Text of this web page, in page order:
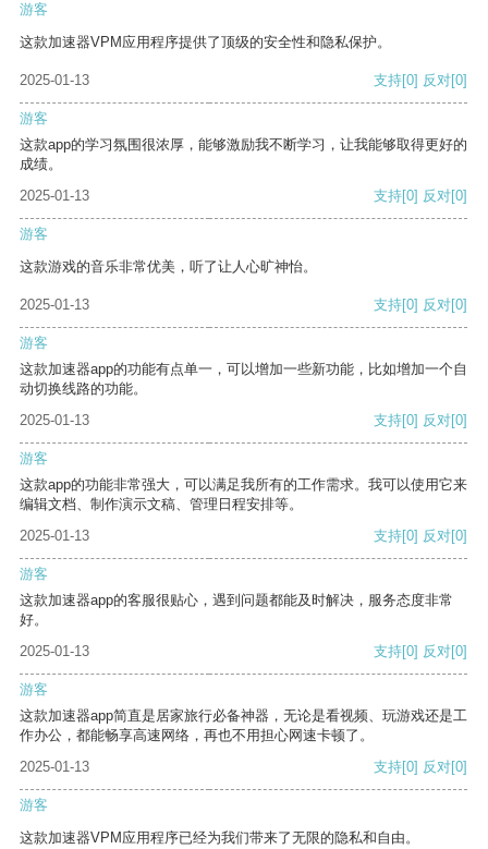
游客
这款加速器VPM应用程序提供了顶级的安全性和隐私保护。
2025-01-13 支持[0] 反对[0]
游客
这款app的学习氛围很浓厚，能够激励我不断学习，让我能够取得更好的
成绩。
2025-01-13
支持[0] 反对[0]
游客
这款游戏的音乐非常优美，听了让人心旷神怡。
2025-01-13 支持[0] 反对[0]
游客
这款加速器app的功能有点单一，可以增加一些新功能，比如增加一个自
动切换线路的功能。
2025-01-13
支持[0] 反对[0]
游客
这款app的功能非常强大，可以满足我所有的工作需求。我可以使用它来
编辑文档、制作演示文稿、管理日程安排等。
2025-01-13
支持[0] 反对[0]
游客
这款加速器app的客服很贴心，遇到问题都能及时解决，服务态度非常
好。
2025-01-13
支持[0] 反对[0]
游客
这款加速器app简直是居家旅行必备神器，无论是看视频、玩游戏还是工
作办公，都能畅享高速网络，再也不用担心网速卡顿了。
2025-01-13
支持[0] 反对[0]
游客
这款加速器VPM应用程序已经为我们带来了无限的隐私和自由。